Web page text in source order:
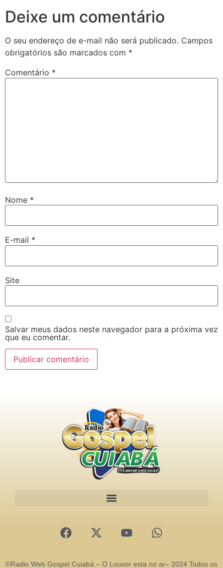
Deixe um comentário
O seu endereço de e-mail não será publicado. Campos
obrigatórios são marcados com *
Comentário *
Nome *
E-mail *
Site
Salvar meus dados neste navegador para a próxima vez
que eu comentar.
©Radio Web Gospel Cuiabá – O Louvor esta no ar– 2024 Todos os